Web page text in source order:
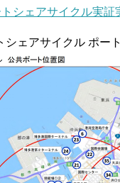
シェアサイクル実
シェアサイクル ポー